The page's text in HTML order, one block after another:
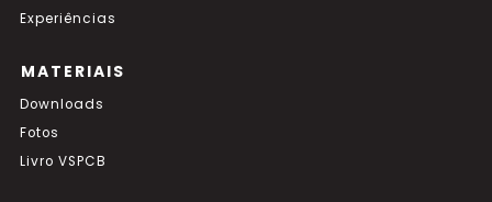
Experiências
MATERIAIS
Downloads
Fotos
Livro VSPCB